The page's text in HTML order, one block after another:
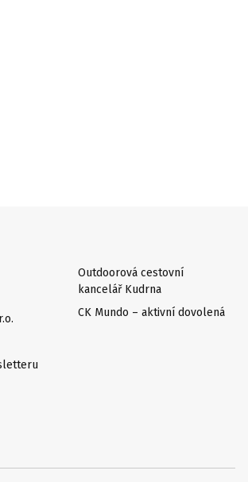
Outdoorová cestovní
kancelář Kudrna
CK Mundo – aktivní dovolená